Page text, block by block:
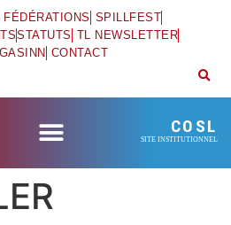
SPILLFEST
STATUTS TL NEWSLETTER
CONTACT
COSL
SITE INSTITUTIONNEL